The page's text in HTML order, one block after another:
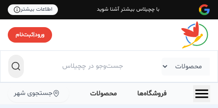
با چچیلاس بیشتر آشنا شوید اطلاعات بیشتر
ورود|ثبت‌نام
فروشگاه‌ها محصولات جستجوی شهر